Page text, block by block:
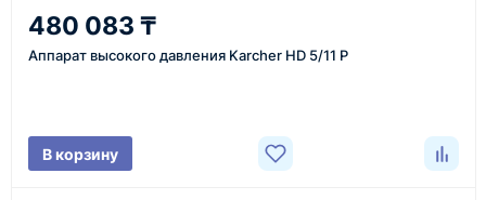
средний срок доставки по большинству поставок
проверка товара перед отправкой клиенту
480 083 ₸
Аппарат высокого давления Karcher HD 5/11 P
В корзину